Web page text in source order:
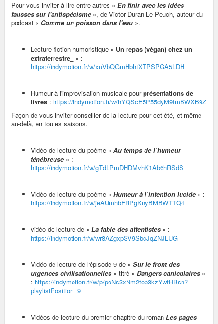
Pour vous inviter à lire entre autres « En finir avec les idées
fausses sur l'antispécisme », de Victor Duran-Le Peuch, auteur du
podcast « Comme un poisson dans l'eau ».
Lecture fiction humoristique « Un repas (végan) chez un
extraterrestre_
» :
https://indymotion.fr/w/xuVbQGmHbhtXTPSPGA5LDH
Humeur à l'improvisation musicale pourprésentations de
livres : https://indymotion.fr/w/hYQScE5P55dyM9fmBWXB9Z
Façon de vous inviter conseiller de la lecture pour cet été, et même
au-delà, en toutes saisons.
Vidéo de lecture du poème « Au temps de l’humeur
ténébreuse » :
https://indymotion.fr/w/gTdLPmDHDMvhK1Ab6hRSdS
Vidéo de lecture du poème « Humeur à l’intention lucide » :
https://indymotion.fr/w/jeAUmhbFRPgKnyBMBWTTQ4
vidéo de lecture de « La fable des attentistes » :
https://indymotion.fr/w/wr8AZgxpSV9SbcJqZNJLUG
Vidéo de lecture de l'épisode 9 de « Sur le front des
urgences civilisationnelles » titré « Dangers caniculaires »
: https://indymotion.fr/w/p/poNs3xNm2top3kzYwfHBsn?
playlistPosition=9
Vidéos de lecture du premier chapitre du roman Les pages